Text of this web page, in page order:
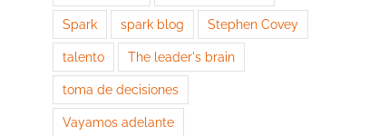
Spark spark blog Stephen Covey
talento The leader's brain
toma de decisiones
Vayamos adelante